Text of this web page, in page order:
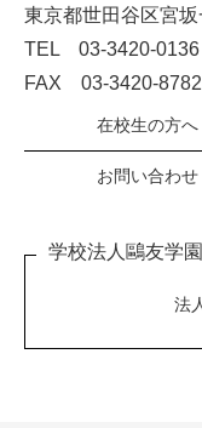
東京都世田谷区宮
TEL 03-3420-0136
FAX 03-3420-8782
在校生の方へ
お問い合わせ
学校法人鷗友学園
法